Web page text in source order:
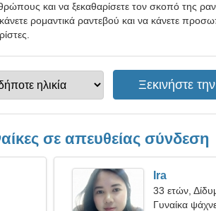
και να ξεκαθαρίσετε τον σκοπό της
ρομαντικά ραντεβού και να κάνετε
σε απευθείας σύνδεση
Ira
33 ετών,
Γυναίκα